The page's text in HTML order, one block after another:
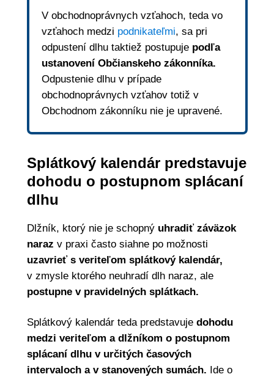
V obchodnoprávnych vzťahoch, teda vo
vzťahoch medzi podnikateľmi, sa pri
odpustení dlhu taktiež postupuje podľa
ustanovení Občianskeho zákonníka.
Odpustenie dlhu v prípade
obchodnoprávnych vzťahov totiž v
Obchodnom zákonníku nie je upravené.
Splátkový kalendár predstavuje
dohodu o postupnom splácaní
dlhu
Dlžník, ktorý nie je schopný uhradiť záväzok
naraz v praxi často siahne po možnosti
uzavrieť s veriteľom splátkový kalendár,
v zmysle ktorého neuhradí dlh naraz, ale
postupne v pravidelných splátkach.
Splátkový kalendár teda predstavuje dohodu
medzi veriteľom a dlžníkom o postupnom
splácaní dlhu v určitých časových
intervaloch a v stanovených sumách. Ide o